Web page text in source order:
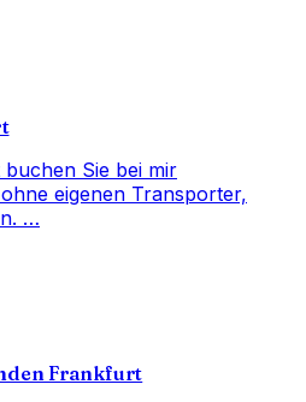
Sie bei mir
eigenen Transporter,
…
Frankfurt